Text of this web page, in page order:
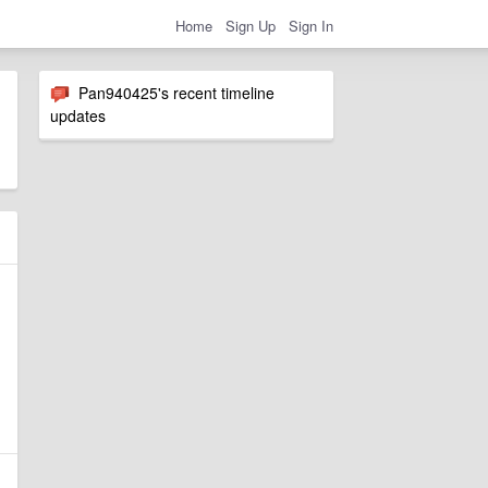
Home Sign Up Sign In
Pan940425's recent timeline
updates